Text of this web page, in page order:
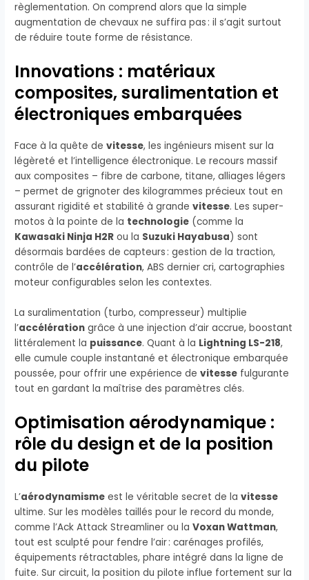
règlementation. On comprend alors que la simple
augmentation de chevaux ne suffira pas : il s’agit surtout
de réduire toute forme de résistance.
Innovations : matériaux
composites, suralimentation et
électroniques embarquées
Face à la quête devitesse, les ingénieurs misent sur la
légèreté et l’intelligence électronique. Le recours massif
aux composites – fibre de carbone, titane, alliages légers
– permet de grignoter des kilogrammes précieux tout en
assurant rigidité et stabilité à grandevitesse. Les super-
motos à la pointe de la technologie (comme la
Kawasaki Ninja H2R ou la Suzuki Hayabusa) sont
désormais bardées de capteurs : gestion de la traction,
contrôle de l’accélération, ABS dernier cri, cartographies
moteur configurables selon les contextes.
La suralimentation (turbo, compresseur) multiplie
l’accélération grâce à une injection d’air accrue, boostant
littéralement la puissance. Quant à la Lightning LS-218,
elle cumule couple instantané et électronique embarquée
poussée, pour offrir une expérience devitesse fulgurante
tout en gardant la maîtrise des paramètres clés.
Optimisation aérodynamique :
rôle du design et de la position
du pilote
L’aérodynamisme est le véritable secret de lavitesse
ultime. Sur les modèles taillés pour le record du monde,
comme l’Ack Attack Streamliner ou laVoxan Wattman,
tout est sculpté pour fendre l’air : carénages profilés,
équipements rétractables, phare intégré dans la ligne de
fuite. Sur circuit, la position du pilote influe fortement sur la